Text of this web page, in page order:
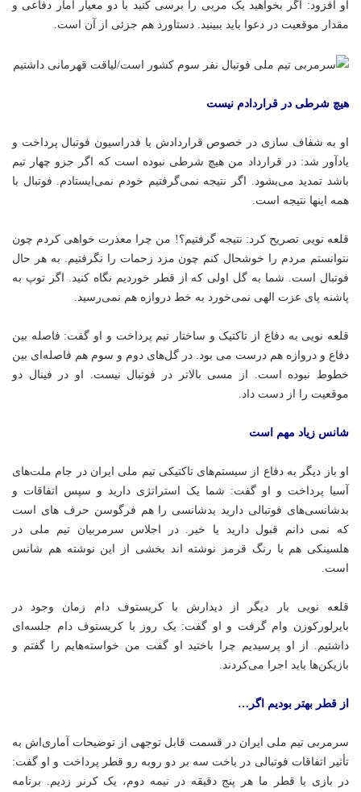
او افزود: اگر بخواهید یک مربی را برسی کنید با دو معیار آمار دفاعی و
مقدار موقعیت در دعوا باید ببینید. دستاورد هم جزئی از آن است.
هیچ شرطی در قراردادم نیست
او به شفاف سازی در خصوص قراردادش با فدراسیون فوتبال پرداخت و
یادآور شد: در قرارداد من هیچ شرطی نبوده است که اگر جزو چهار تیم
باشد تمدید می‌بشود. اگر نتیجه نمی‌گرفتیم خودم نمی‌ایستادم. فوتبال با
همه اینها نتیجه است.
قلعه نویی تصریح کرد: نتیجه گرفتیم؟! من چرا معذرت خواهی کردم چون
نتوانستم مردم را خوشحال کنم چون مزد زحمات را نگرفتیم. به هر حال
فوتبال است. شما به گل اولی که از قطر خوردیم نگاه کنید. اگر توپ به
پاشنه پای عزت الهی نمی‌خورد به خط دروازه هم نمی‌رسید.
قلعه نویی به دفاع از تاکتیک و ساختار تیم پرداخت و او گفت: فاصله بین
دفاع و دروازه هم درست می بود. در گل‌های دوم و سوم هم فاصله‌ای بین
خطوط نبوده است. از مسی بالاتر در فوتبال نیست. او در فینال دو
موقعیت را از دست داد.
شانس زیاد مهم است
او باز دیگر به دفاع از سیستم‌های تاکتیکی تیم ملی ایران در جام ملت‌های
آسیا پرداخت و او گفت: شما یک استراتژی دارید و سپس اتفاقات و
بدشانسی‌های فوتبالی دارید بدشانسی را هم فرگوسن حرف های است
که نمی دانم
قبول دارید یا خیر. در اجلاس سرمربیان تیم ملی در
هلسینکی هم با رنگ قرمز نوشته اند
بخشی از این نوشته هم شانس
است.
قلعه نویی بار دیگر از دیدارش باکریستوف دام زمان وجود در
بایرلورکوزن وام گرفت و او گفت: یک روز با کریستوف دام جلسه‌ای
داشتیم. از او پرسیدیم چرا باختید او گفت من خواسته‌هایم را گفتم و
بازیکن‌ها باید اجرا می‌کردند.
از قطر بهتر بودیم اگر…
سرمربی تیم ملی ایران در قسمت قابل توجهی از توضیحات آماری‌اش به
تأثیر اتفاقات فوتبالی در باخت سه بر دو روبه رو قطر پرداخت و او گفت:
در بازی با قطر ما هر پنج دقیقه در نیمه دوم، یک کرنر زدیم. برنامه